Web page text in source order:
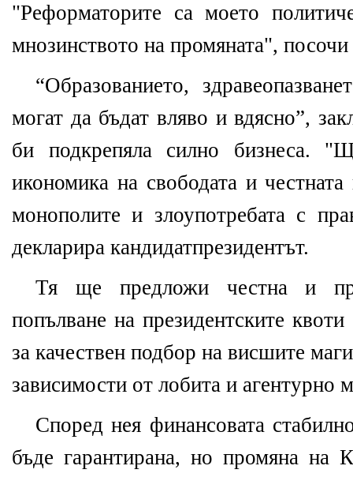
"Реформаторите са моето
мнозинството на промяната", посочи
“Образованието,
могат да бъдат вляво и вдясно”,
би подкрепяла силно бизнеса.
икономика на свободата и
монополите и злоупотребата с
декларира кандидатпрезидентът.
Тя ще предложи честна и
попълване на президентските
за качествен подбор на висшите
зависимости от лобита и агентурно
Според нея финансовата
бъде гарантирана, но промяна на